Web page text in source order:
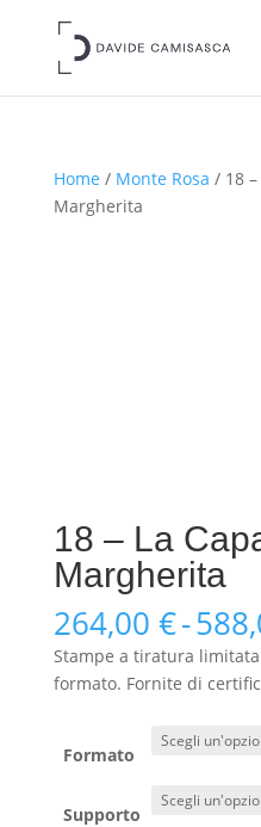
Home / Monte Rosa / 18
Margherita
18 – La
Margherita
264,00 €-
Stampe a tiratura
formato. Fornite di
Formato
Supporto